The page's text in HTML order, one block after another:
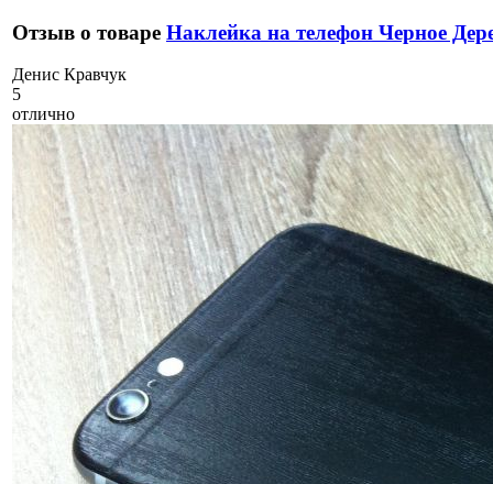
Отзыв о товаре Наклейка на телефон Черное
Денис Кравчук
5
отлично